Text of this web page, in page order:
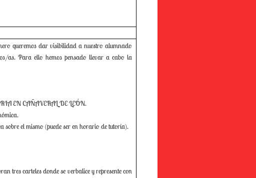
queremos dar visibilidad a nuestro alumnado
as. Para ello hemos pensado llevar a cabo la
EN CAÑAVERAL DE LEÓN.
el mismo (puede ser en horario de tutoría).
tres carteles donde se verbalice y represente con